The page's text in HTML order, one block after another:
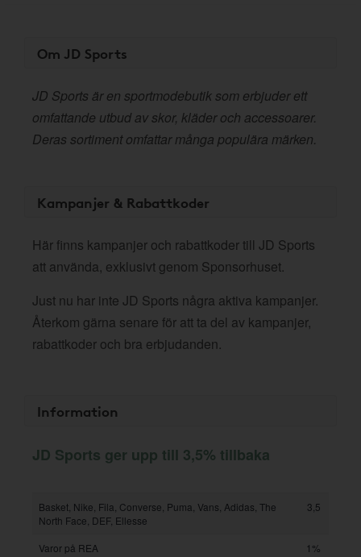
Om JD Sports
JD Sports är en sportmodebutik som erbjuder ett
omfattande utbud av skor, kläder och accessoarer.
Deras sortiment omfattar många populära märken.
Kampanjer & Rabattkoder
Här finns kampanjer och rabattkoder till JD Sports
att använda, exklusivt genom Sponsorhuset.
Just nu har inte JD Sports några aktiva kampanjer.
Återkom gärna senare för att ta del av kampanjer,
rabattkoder och bra erbjudanden.
Information
JD Sports ger upp till 3,5% tillbaka
Basket, Nike, Fila, Converse, Puma, Vans, Adidas, The
North Face, DEF, Ellesse
3,5
Varor på REA
1%